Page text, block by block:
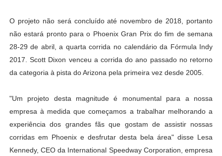
O projeto não será concluído até novembro de 2018, portanto
não estará pronto para o Phoenix Gran Prix do fim de semana
28-29 de abril, a quarta corrida no calendário da Fórmula Indy
2017. Scott Dixon venceu a corrida do ano passado no retorno
da categoria à pista do Arizona pela primeira vez desde 2005.
"Um projeto desta magnitude é monumental para a nossa
empresa à medida que começamos a trabalhar melhorando a
experiência dos grandes fãs que gostam de assistir nossas
corridas em Phoenix e desfrutar desta bela área" disse Lesa
Kennedy, CEO da International Speedway Corporation, empresa